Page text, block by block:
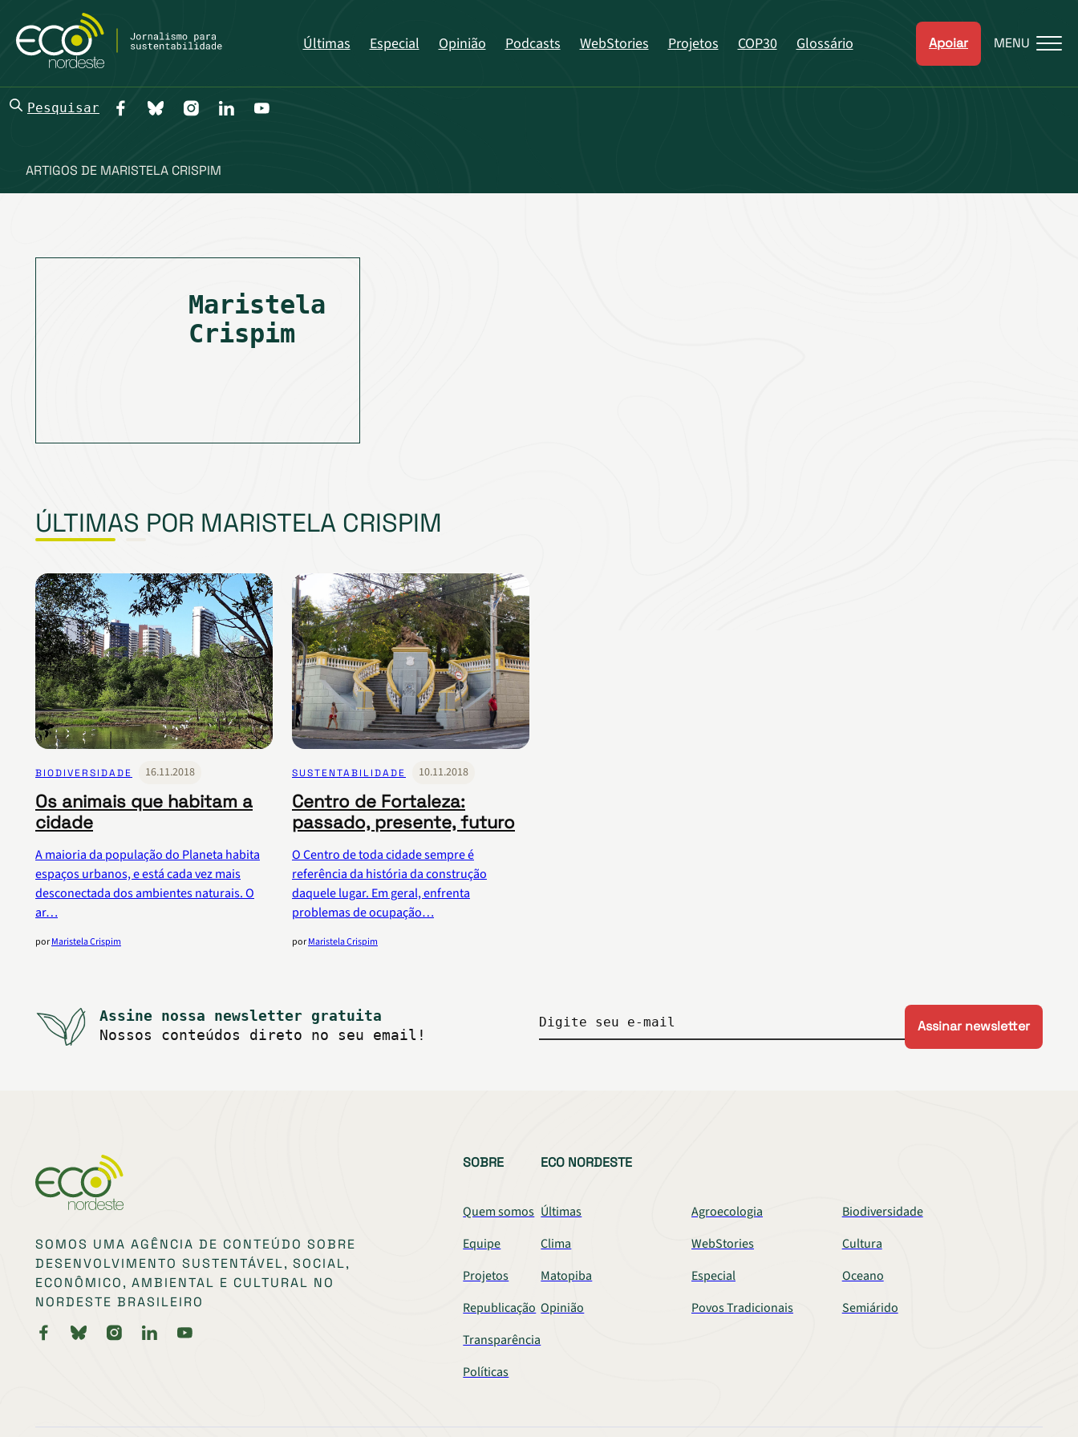
Últimas Especial Opinião Podcasts WebStories Projetos COP30 Glossário Apoiar MENU
Pesquisar
ARTIGOS DE MARISTELA CRISPIM
Maristela
Crispim
ÚLTIMAS POR MARISTELA CRISPIM
BIODIVERSIDADE 16.11.2018
Os animais que habitam a
cidade
A maioria da população do Planeta habita
espaços urbanos, e está cada vez mais
desconectada dos ambientes naturais. O
ar…
porMaristela Crispim
SUSTENTABILIDADE 10.11.2018
Centro de Fortaleza:
passado, presente, futuro
O Centro de toda cidade sempre é
referência da história da construção
daquele lugar. Em geral, enfrenta
problemas de ocupação…
porMaristela Crispim
Assine nossa newsletter gratuita
Nossos conteúdos direto no seu email!
Digite seu e-mail
SOMOS UMA AGÊNCIA DE CONTEÚDO SOBRE
DESENVOLVIMENTO SUSTENTÁVEL, SOCIAL,
ECONÔMICO, AMBIENTAL E CULTURAL NO
NORDESTE BRASILEIRO
SOBRE
Quem somos
Equipe
Projetos
Republicação
Transparência
Políticas
ECO NORDESTE
Últimas Agroecologia
Biodiversidade
Clima
WebStories
Cultura
Matopiba
Especial
Oceano
Opinião
Povos Tradicionais Semiárido